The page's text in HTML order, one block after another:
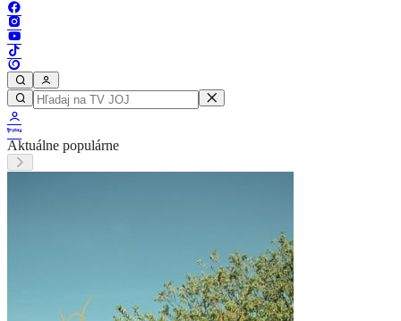
Aktuálne populárne